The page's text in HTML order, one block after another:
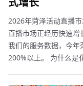
2026年菏泽活动直播
直播市场正经历快速
我们的服务数据，今
200%以上。 为什么是